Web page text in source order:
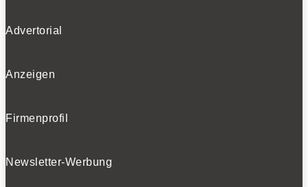
Advertorial
Anzeigen
Firmenprofil
Newsletter-Werbung